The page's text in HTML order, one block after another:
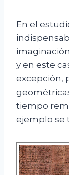
En el
y en este
excepción,
tiempo
ejemplo se